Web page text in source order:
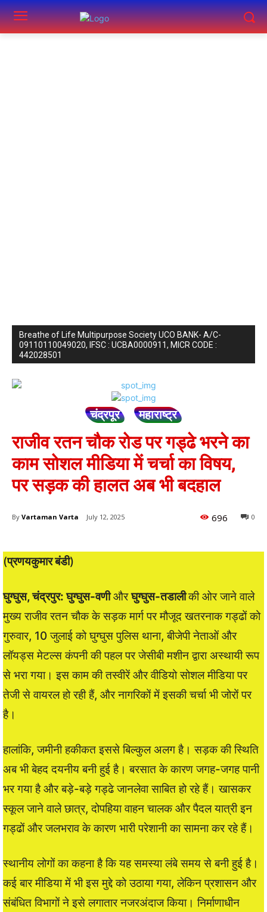
Breathe of Life Multipurpose Society UCO BANK- A/C-
09110110049020, IFSC : UCBA0000911, MICR CODE :
442028501
चंद्रपूर महाराष्ट्र
राजीव रतन चौक रोड पर गड्ढे भरने का
काम सोशल मीडिया में चर्चा का विषय,
पर सड़क की हालत अब भी बदहाल
By Vartaman Varta July 12, 2025 0
696
(प्रणयकुमार बंडी)
घुग्घुस, चंद्रपुर: घुग्घुस-वणीऔरघुग्घुस-तडालीकी ओर जाने वाले
मुख्य राजीव रतन चौक के सड़क मार्ग पर मौजूद खतरनाक गड्ढों को
गुरुवार, 10 जुलाई को घुग्घुस पुलिस थाना, बीजेपी नेताओं और
लॉयड्स मेटल्स कंपनी की पहल पर जेसीबी मशीन द्वारा अस्थायी रूप
से भरा गया। इस काम की तस्वीरें और वीडियो सोशल मीडिया पर
तेजी से वायरल हो रही हैं, और नागरिकों में इसकी चर्चा भी जोरों पर
है।
हालांकि, जमीनी हकीकत इससे बिल्कुल अलग है। सड़क की स्थिति
अब भी बेहद दयनीय बनी हुई है। बरसात के कारण जगह-जगह पानी
भर गया है और बड़े-बड़े गड्ढे जानलेवा साबित हो रहे हैं। खासकर
स्कूल जाने वाले छात्र, दोपहिया वाहन चालक और पैदल यात्री इन
गड्ढों और जलभराव के कारण भारी परेशानी का सामना कर रहे हैं।
स्थानीय लोगों का कहना है कि यह समस्या लंबे समय से बनी हुई है।
कई बार मीडिया में भी इस मुद्दे को उठाया गया, लेकिन प्रशासन और
संबंधित विभागों ने इसे लगातार नजरअंदाज किया। निर्माणाधीन